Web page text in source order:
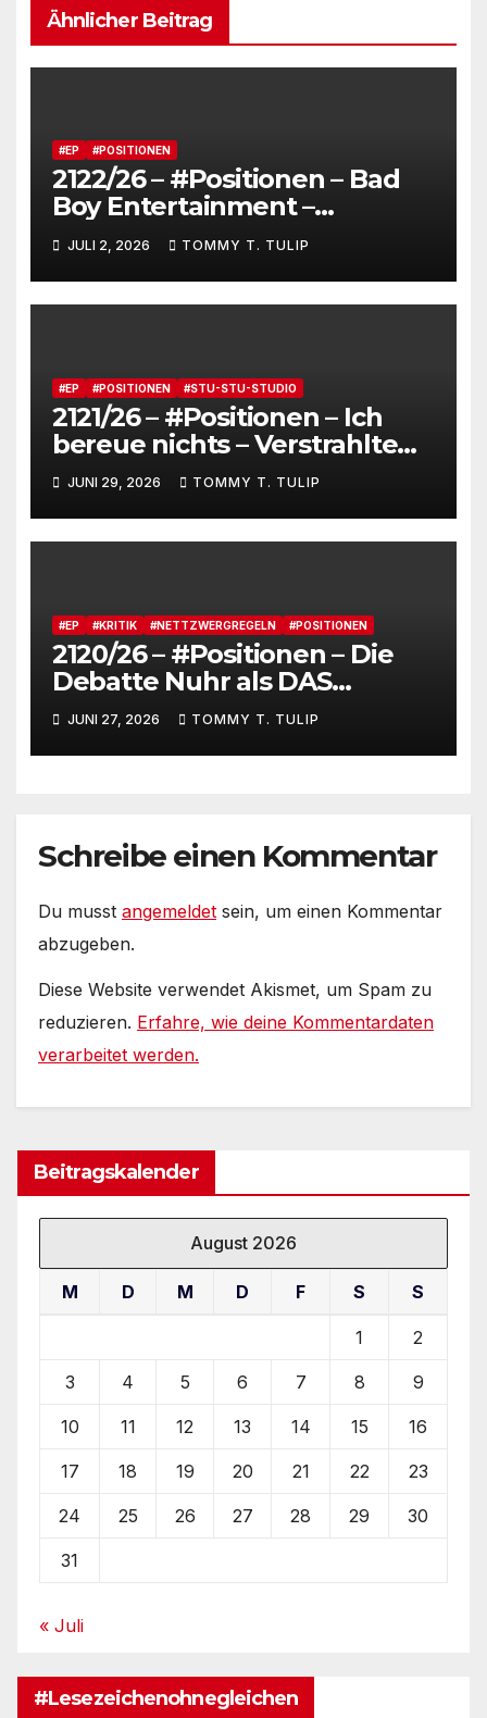
Ähnlicher Beitrag
#EP #POSITIONEN
2122/26 – #Positionen – Bad
Boy Entertainment –
Fensterstürze, ungeheurer
Reichtum,
dienstverpflichtete
Claqueure und soziale
JULI 2, 2026 TOMMY T. TULIP
#EP #POSITIONEN #STU-STU-STUDIO
2121/26 – #Positionen – Ich
bereue nichts – Verstrahlte
Menschen, verstrahlte
Kommentare, verstrahltes
Gesamterlebnis auf Social
media
JUNI 29, 2026 TOMMY T. TULIP
#EP #KRITIK #NETTZWERGREGELN #POSITIONEN
2120/26 – #Positionen – Die
Debatte Nuhr als DAS
Shitbürgerthema des
Internets – 36° Grad, es wird
noch heißer #Tageslied
JUNI 27, 2026 TOMMY T. TULIP
Schreibe einen Kommentar
Du musst angemeldet sein, um einen Kommentar
abzugeben.
Diese Website verwendet Akismet, um Spam zu
reduzieren. Erfahre, wie deine Kommentardaten
verarbeitet werden.
Beitragskalender
August 2026
M D M D F S S
1 2
3 4 5 6 7 8 9
10 11 12 13 14 15 16
17 18 19 20 21 22 23
24 25 26 27 28 29 30
31
« Juli
#Lesezeichenohnegleichen